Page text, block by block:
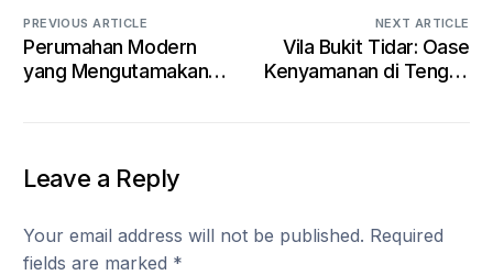
PREVIOUS ARTICLE
Perumahan Modern
yang Mengutamakan
NEXT ARTICLE
Vila Bukit Tidar: Oase
Kenyamanan di Tengah
Leave a Reply
Your email address will not be published. Required
fields are marked *